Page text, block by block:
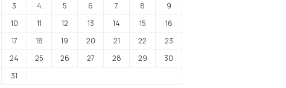
3
4 5 6 7 8
9
10
11 12 13 14 15
16
17
18 19 20 21 22
23
24
25 26 27 28 29
30
31